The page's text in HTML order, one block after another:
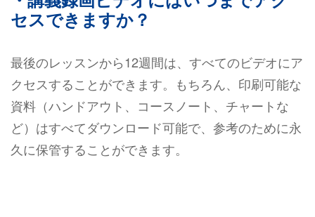
セスできますか？
最後のレッスンから12週間は、すべてのビデオにア
クセスすることができます。もちろん、印刷可能な
資料（ハンドアウト、コースノート、チャートな
ど）はすべてダウンロード可能で、参考のために永
久に保管することができます。